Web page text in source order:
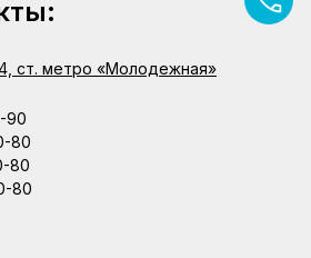
ст. метро «Молодежная»
90
80
80
80